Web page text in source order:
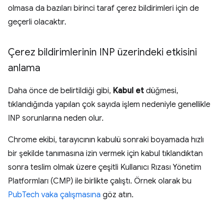
olmasa da bazıları birinci taraf çerez bildirimleri için de
geçerli olacaktır.
Çerez bildirimlerinin INP üzerindeki etkisini
anlama
Daha önce de belirtildiği gibi, Kabul et düğmesi,
tıklandığında yapılan çok sayıda işlem nedeniyle genellikle
INP sorunlarına neden olur.
Chrome ekibi, tarayıcının kabulü sonraki boyamada hızlı
bir şekilde tanımasına izin vermek için kabul tıklandıktan
sonra teslim olmak üzere çeşitli Kullanıcı Rızası Yönetim
Platformları (CMP) ile birlikte çalıştı. Örnek olarak bu
PubTech vaka çalışmasına göz atın.